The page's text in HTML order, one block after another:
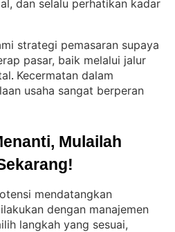
dan selalu perhatikan kadar
strategi pemasaran supaya
pasar, baik melalui jalur
. Kecermatan dalam
usaha sangat berperan
Mulailah
mendatangkan
dengan manajemen
langkah yang sesuai,